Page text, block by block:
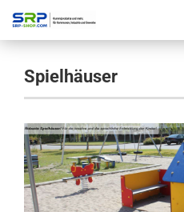
Spielhäuser